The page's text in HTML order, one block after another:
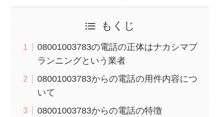
もくじ
08001003783の電話の正体はナカシマプ
ランニングという業者
08001003783からの電話の用件内容につ
いて
08001003783からの電話の特徴